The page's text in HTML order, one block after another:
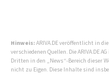
Hinweis:ARIVA.DE veröffentlicht in
verschiedenen Quellen. Die ARIVA.DE
Dritten in den „News“-Bereich dieser
nicht zu Eigen. Diese Inhalte sind